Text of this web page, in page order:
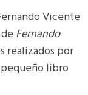
Vicente
Fernando
realizados por
libro